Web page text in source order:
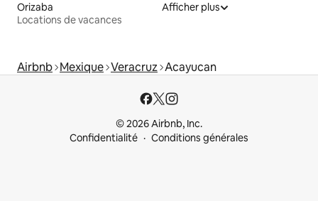
Orizaba
Locations de vacances
Afficher plus
Airbnb Mexique Veracruz Acayucan
© 2026 Airbnb, Inc.
Confidentialité
Conditions générales